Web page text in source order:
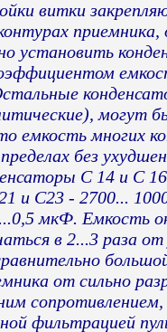
витки
приемника,
установить
могут
емкость многих
без
С 14 и С
и С23 - 2700...
мкФ. Емкость
в 2...3 раза от
от сильно
фильтрацией